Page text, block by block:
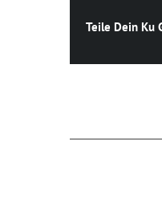
Teile Dein Ku